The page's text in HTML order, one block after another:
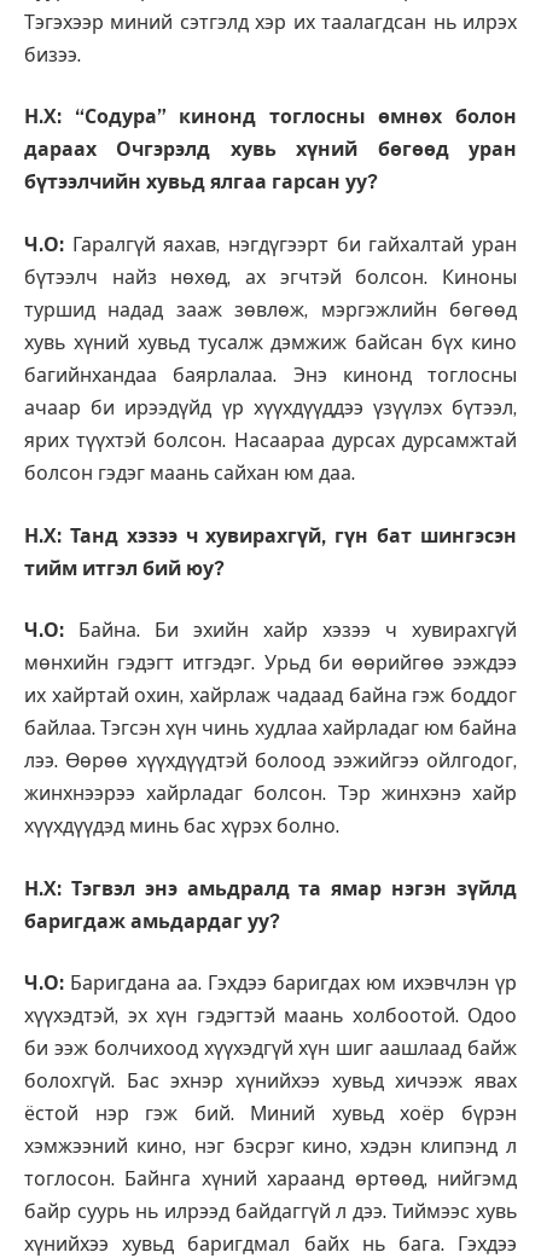
Тэгэхээр миний сэтгэлд хэр их таалагдсан нь илрэх
бизээ.
Н.Х: “Содура” кинонд тоглосны өмнөх болон
дараах Очгэрэлд хувь хүний бөгөөд уран
бүтээлчийн хувьд ялгаа гарсан уу?
Ч.О: Гаралгүй яахав, нэгдүгээрт би гайхалтай уран
бүтээлч найз нөхөд, ах эгчтэй болсон. Киноны
туршид надад зааж зөвлөж, мэргэжлийн бөгөөд
хувь хүний хувьд тусалж дэмжиж байсан бүх кино
багийнхандаа баярлалаа. Энэ кинонд тоглосны
ачаар би ирээдүйд үр хүүхдүүддээ үзүүлэх бүтээл,
ярих түүхтэй болсон. Насаараа дурсах дурсамжтай
болсон гэдэг маань сайхан юм даа.
Н.Х: Танд хэзээ ч хувирахгүй, гүн бат шингэсэн
тийм итгэл бий юу?
Ч.О: Байна. Би эхийн хайр хэзээ ч хувирахгүй
мөнхийн гэдэгт итгэдэг. Урьд би өөрийгөө ээждээ
их хайртай охин, хайрлаж чадаад байна гэж боддог
байлаа. Тэгсэн хүн чинь худлаа хайрладаг юм байна
лээ. Өөрөө хүүхдүүдтэй болоод ээжийгээ ойлгодог,
жинхнээрээ хайрладаг болсон. Тэр жинхэнэ хайр
хүүхдүүдэд минь бас хүрэх болно.
Н.Х: Тэгвэл энэ амьдралд та ямар нэгэн зүйлд
баригдаж амьдардаг уу?
Ч.О: Баригдана аа. Гэхдээ баригдах юм ихэвчлэн үр
хүүхэдтэй, эх хүн гэдэгтэй маань холбоотой. Одоо
би ээж болчихоод хүүхэдгүй хүн шиг аашлаад байж
болохгүй. Бас эхнэр хүнийхээ хувьд хичээж явах
ёстой нэр гэж бий. Миний хувьд хоёр бүрэн
хэмжээний кино, нэг бэсрэг кино, хэдэн клипэнд л
тоглосон. Байнга хүний хараанд өртөөд, нийгэмд
байр суурь нь илрээд байдаггүй л дээ. Тиймээс хувь
хүнийхээ хувьд баригдмал байх нь бага. Гэхдээ